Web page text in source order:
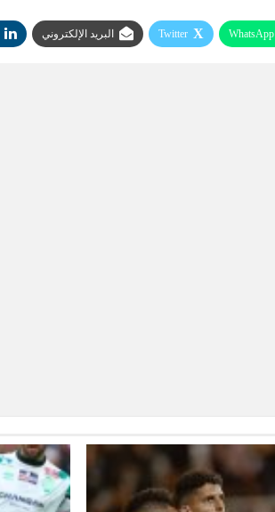
WhatsApp
Twitter البريد الإلكتروني